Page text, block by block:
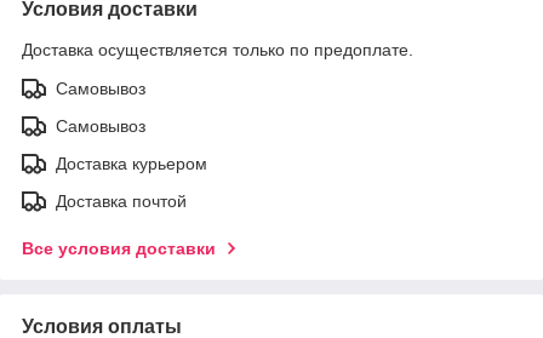
Условия доставки
Доставка осуществляется только по предоплате.
Самовывоз
Самовывоз
Доставка курьером
Доставка почтой
Все условия доставки
Условия оплаты